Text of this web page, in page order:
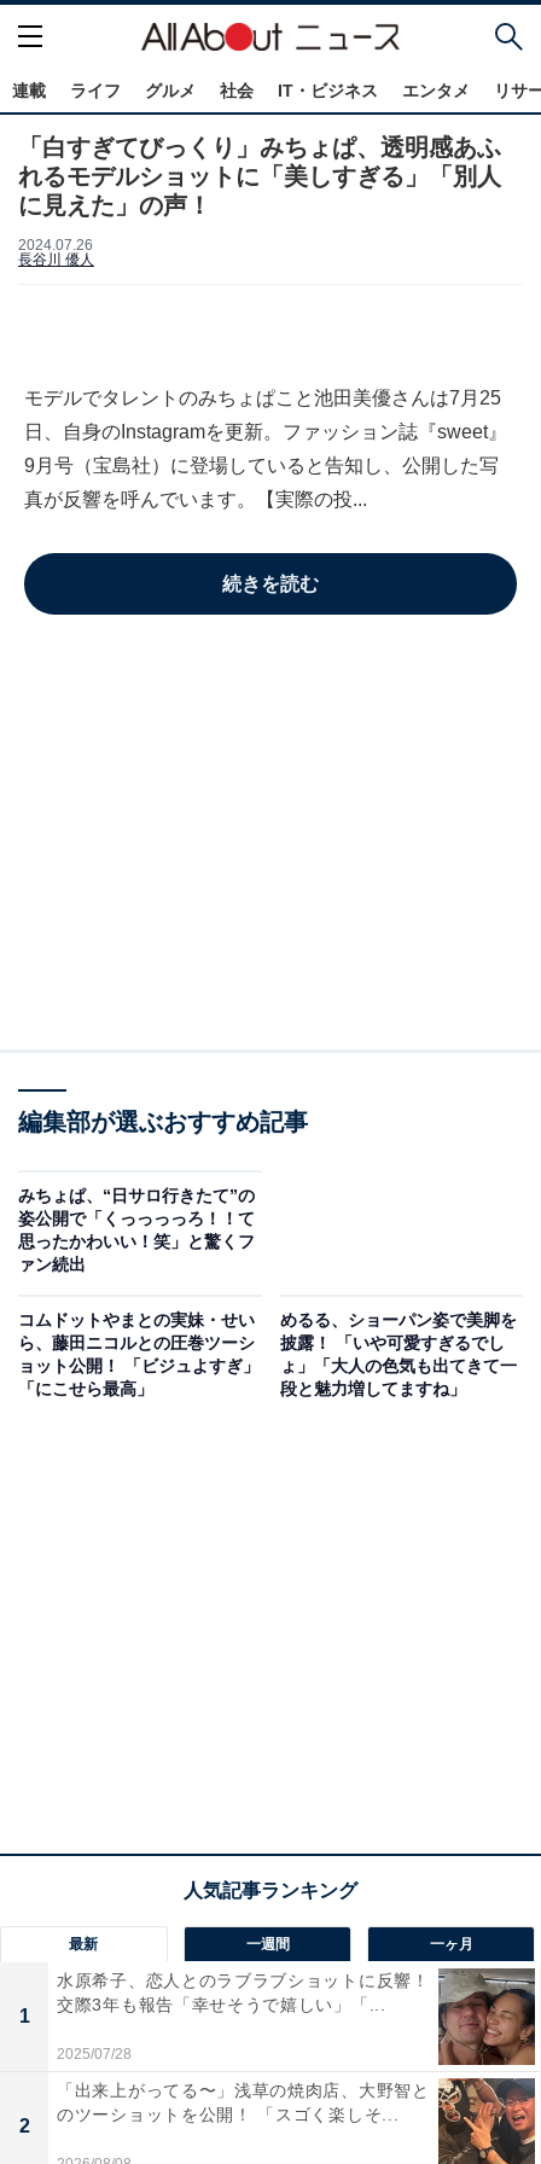
連載 ライフ グルメ 社会 IT・ビジネス エンタメ リサ
「白すぎてびっくり」みちょぱ、透明感あふ
れるモデルショットに「美しすぎる」「別人
に見えた」の声！
2024.07.26
長谷川 優人
モデルでタレントのみちょぱこと池田美優さんは7月25
日、自身のInstagramを更新。ファッション誌『sweet』
9月号（宝島社）に登場していると告知し、公開した写
真が反響を呼んでいます。【実際の投...
続きを読む
編集部が選ぶおすすめ記事
みちょぱ、“日サロ行きたて”の
姿公開で「くっっっっろ！！て
思ったかわいい！笑」と驚くフ
ァン続出
コムドットやまとの実妹・せい
ら、藤田ニコルとの圧巻ツーシ
ョット公開！ 「ビジュよすぎ」
「にこせら最高」
めるる、ショーパン姿で美脚を
披露！ 「いや可愛すぎるでし
ょ」「大人の色気も出てきて一
段と魅力増してますね」
最新 一週間 一ヶ月
1
水原希子、恋人とのラブラブショットに反響！
交際3年も報告「幸せそうで嬉しい」「...
2025/07/28
2
「出来上がってる〜」浅草の焼肉店、大野智と
のツーショットを公開！ 「スゴく楽しそ...